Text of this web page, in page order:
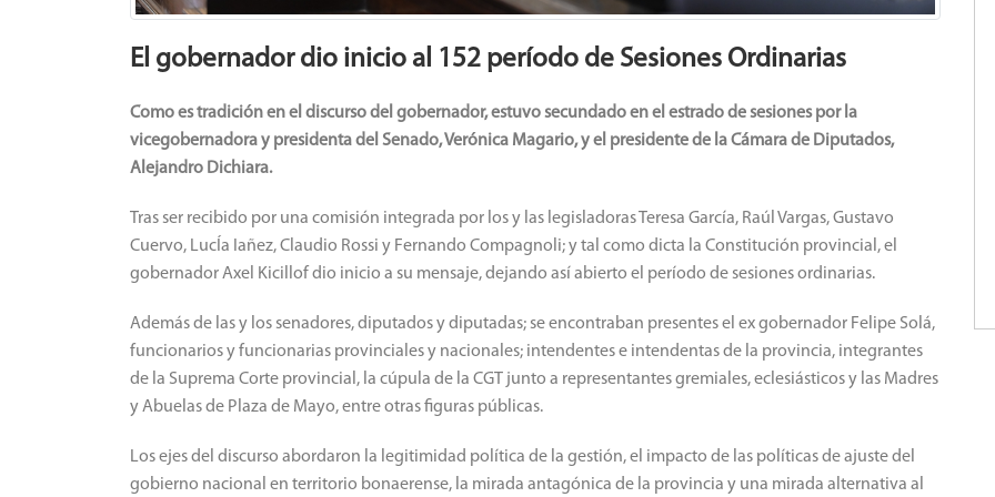
El gobernador dio inicio al 152 período de Sesiones Ordinarias
Como es tradición en el discurso del gobernador, estuvo secundado en el estrado de sesiones por la
vicegobernadora y presidenta del Senado, Verónica Magario, y el presidente de la Cámara de Diputados,
Alejandro Dichiara.
Tras ser recibido por una comisión integrada por los y las legisladoras Teresa García, Raúl Vargas, Gustavo
Cuervo, LucÍa Iañez, Claudio Rossi y Fernando Compagnoli; y tal como dicta la Constitución provincial, el
gobernador Axel Kicillof dio inicio a su mensaje, dejando así abierto el período de sesiones ordinarias.
Además de las y los senadores, diputados y diputadas; se encontraban presentes el ex gobernador Felipe Solá,
funcionarios y funcionarias provinciales y nacionales; intendentes e intendentas de la provincia, integrantes
de la Suprema Corte provincial, la cúpula de la CGT junto a representantes gremiales, eclesiásticos y las Madres
y Abuelas de Plaza de Mayo, entre otras figuras públicas.
Los ejes del discurso abordaron la legitimidad política de la gestión, el impacto de las políticas de ajuste del
gobierno nacional en territorio bonaerense, la mirada antagónica de la provincia y una mirada alternativa al